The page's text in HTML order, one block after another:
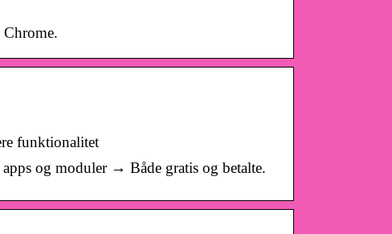
funktionalitet
og moduler → Både gratis og betalte.